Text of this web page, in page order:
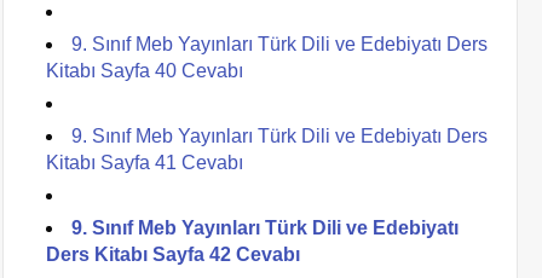
9. Sınıf Meb Yayınları Türk Dili ve Edebiyatı Ders
Kitabı Sayfa 40 Cevabı
9. Sınıf Meb Yayınları Türk Dili ve Edebiyatı Ders
Kitabı Sayfa 41 Cevabı
9. Sınıf Meb Yayınları Türk Dili ve Edebiyatı
Ders Kitabı Sayfa 42 Cevabı